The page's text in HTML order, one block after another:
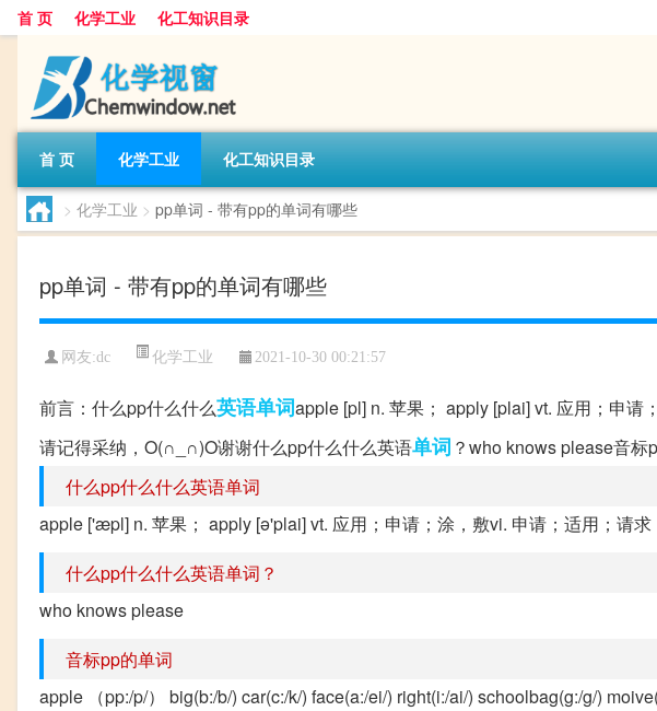
首 页 化学工业 化工知识目录
首 页 化学工业 化工知识目录
> 化学工业 > pp单词 - 带有pp的单词有哪些
pp单词 - 带有pp的单词有哪些
网友:dc 化学工业 2021-10-30 00:21:57
前言：什么pp什么什么英语单词apple [pl] n. 苹果； apply [plai] vt. 应用；申请
请记得采纳，O(∩_∩)O谢谢什么pp什么什么英语单词 ？who knows please音标
什么pp什么什么英语单词
apple ['æpl] n. 苹果； apply [ə'plai] vt. 应用；申请；涂，敷vi. 申请；适用；请
什么pp什么什么英语单词？
who knows please
音标pp的单词
apple （pp:/p/） big(b:/b/) car(c:/k/) face(a:/ei/) right(i:/ai/) schoolbag(g:/g/)